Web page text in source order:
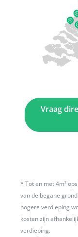
Vraag
*Tot en met 4m²
van de begane
hogere verdieping
kosten zijn
verdieping.